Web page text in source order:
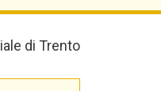
di Trento